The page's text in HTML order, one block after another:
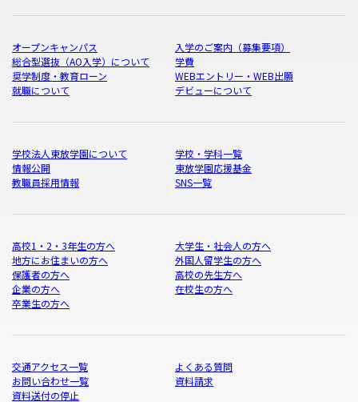
オープンキャンパス
入学のご案内（募集要項）
総合型選抜（AO入学）について
学費
奨学制度・教育ローン
WEBエントリー・WEB出願
就職について
デビューについて
学校法人東放学園について
学校・学科一覧
情報公開
東放学園応援基金
教職員採用情報
SNS一覧
高校1・2・3年生の方へ
大学生・社会人の方へ
地方にお住まいの方へ
外国人留学生の方へ
保護者の方へ
高校の先生方へ
企業の方へ
在校生の方へ
卒業生の方へ
交通アクセス一覧
よくある質問
お問い合わせ一覧
資料請求
資料送付の停止